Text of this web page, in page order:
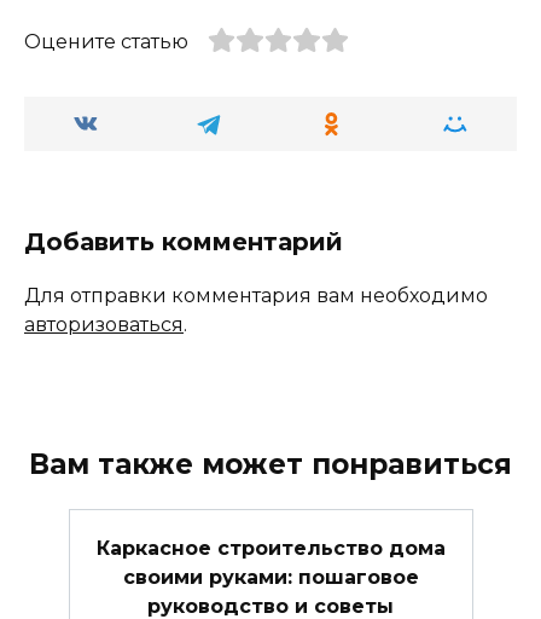
Оцените статью
Добавить комментарий
Для отправки комментария вам необходимо
авторизоваться.
Вам также может понравиться
Каркасное строительство дома
своими руками: пошаговое
руководство и советы